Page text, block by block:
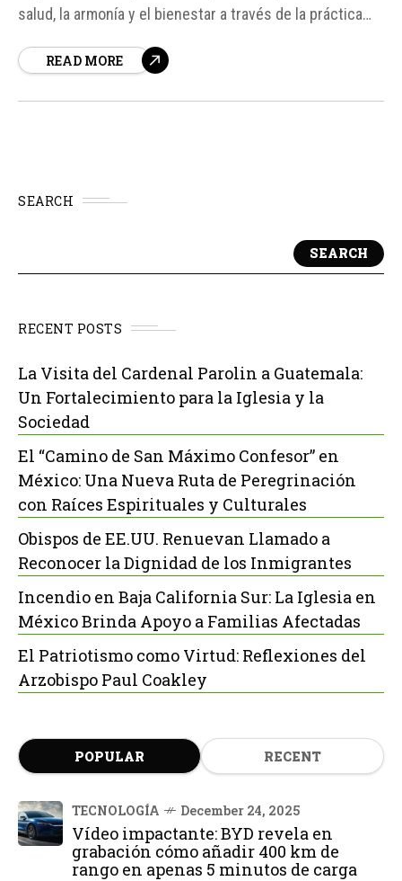
salud, la armonía y el bienestar a través de la práctica
organizado una serie de actividades y sesiones de yoga
READ MORE
SEARCH
SEARCH
RECENT POSTS
La Visita del Cardenal Parolin a Guatemala:
Un Fortalecimiento para la Iglesia y la
Sociedad
El “Camino de San Máximo Confesor” en
México: Una Nueva Ruta de Peregrinación
con Raíces Espirituales y Culturales
Obispos de EE.UU. Renuevan Llamado a
Reconocer la Dignidad de los Inmigrantes
Incendio en Baja California Sur: La Iglesia en
México Brinda Apoyo a Familias Afectadas
El Patriotismo como Virtud: Reflexiones del
Arzobispo Paul Coakley
POPULAR RECENT
TECNOLOGÍA December 24, 2025
Vídeo impactante: BYD revela en
grabación cómo añadir 400 km de
rango en apenas 5 minutos de carga